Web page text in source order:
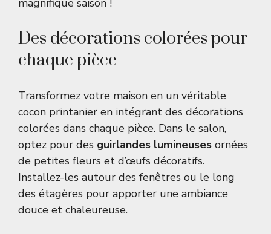
magnifique saison !
Des décorations colorées pour
chaque pièce
Transformez votre maison en un véritable
cocon printanier en intégrant des décorations
colorées dans chaque pièce. Dans le salon,
optez pour des guirlandes lumineuses ornées
de petites fleurs et d’œufs décoratifs.
Installez-les autour des fenêtres ou le long
des étagères pour apporter une ambiance
douce et chaleureuse.